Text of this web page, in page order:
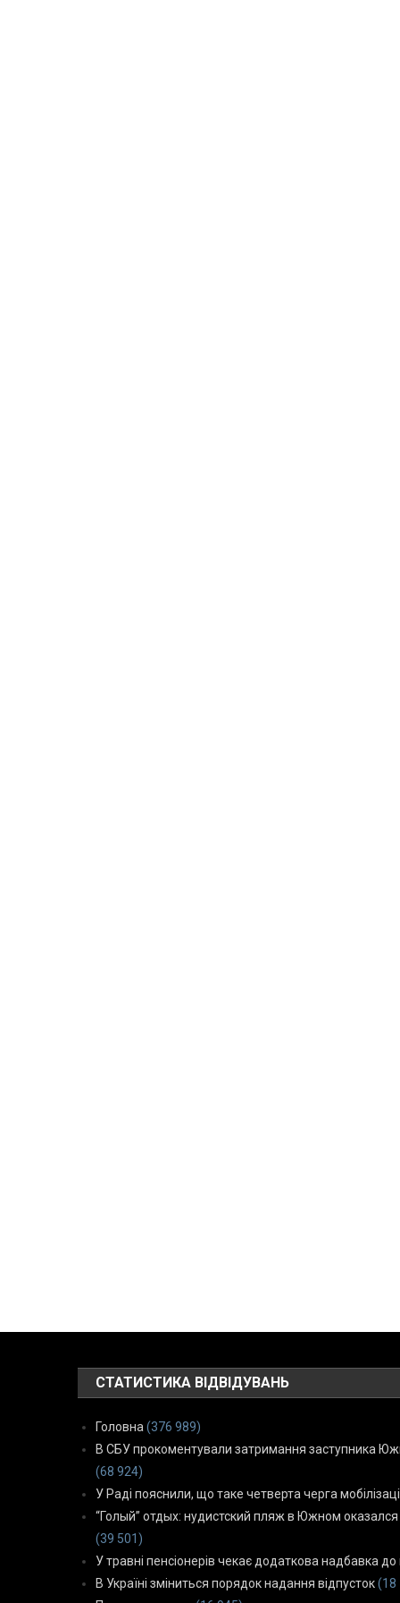
СТАТИСТИКА ВІДВІДУВАНЬ
Головна (376 989)
В СБУ прокоментували затримання заступника
(68 924)
У Раді пояснили, що таке четверта черга
“Голый” отдых: нудистский пляж в Южном
(39 501)
У травні пенсіонерів чекає додаткова надбавка до
В Україні зміниться порядок надання відпусток (18